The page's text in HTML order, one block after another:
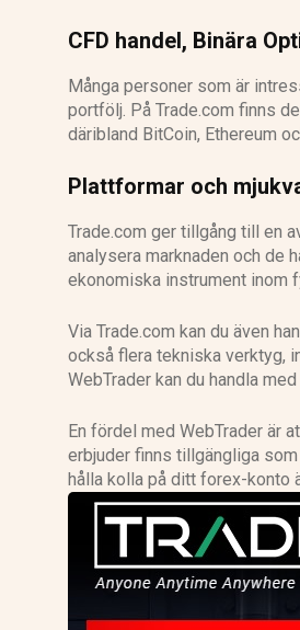
CFD handel, Binära
Många personer som är
portfölj. På Trade.com finns
däribland BitCoin, Ethereum
Plattformar och
Trade.com ger tillgång till en
analysera marknaden och de
ekonomiska instrument inom
Via Trade.com kan du även
också flera tekniska verktyg,
WebTrader kan du handla
En fördel med WebTrader är
erbjuder finns tillgängliga
hålla kolla på ditt forex-konto